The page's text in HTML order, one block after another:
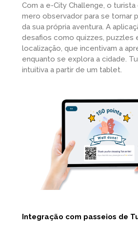
Com a e-City Challenge, o
mero observador para se tornar
da sua própria aventura. A
desafios como quizzes, puzzles
localização, que incentivam a
enquanto se explora a cidade.
intuitiva a partir de um tablet.
Integração com passeios de